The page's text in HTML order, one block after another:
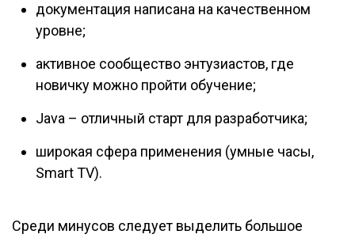
документация написана на качественном
уровне;
активное сообщество энтузиастов, где
новичку можно пройти обучение;
Java – отличный старт для разработчика;
широкая сфера применения (умные часы,
Smart TV).
Среди минусов следует выделить большое